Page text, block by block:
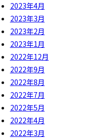
2023年4月
2023年3月
2023年2月
2023年1月
2022年12月
2022年9月
2022年8月
2022年7月
2022年5月
2022年4月
2022年3月